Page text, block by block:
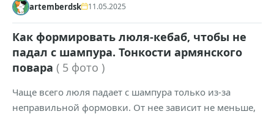
artemberdsk 11.05.2025
Как формировать люля-кебаб, чтобы не
падал с шампура. Тонкости армянского
повара ( 5 фото )
Чаще всего люля падает с шампура только из-за
неправильной формовки. От нее зависит не меньше,